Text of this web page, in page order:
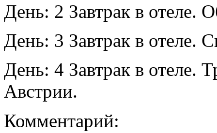
День: 2 Завтрак в отеле.
День: 3 Завтрак в отеле.
День: 4 Завтрак в отеле.
Австрии.
Комментарий: